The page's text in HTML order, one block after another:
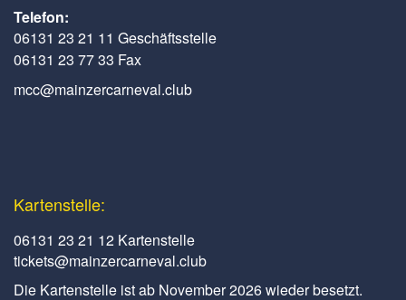
Telefon:
06131 23 21 11 Geschäftsstelle
06131 23 77 33 Fax
mcc@mainzercarneval.club
Kartenstelle:
06131 23 21 12 Kartenstelle
tickets@mainzercarneval.club
Die Kartenstelle ist ab November 2026 wieder besetzt.